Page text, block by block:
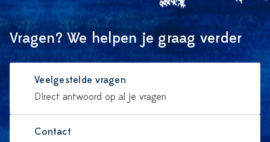
Vragen? We helpen je graag verder
Veelgestelde vragen
Direct antwoord op al je vragen
Contact